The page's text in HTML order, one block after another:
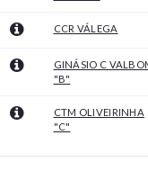
CCR VÁLEGA
GINÁSIO C
"B"
CTM OLIVEIRINHA
"C"